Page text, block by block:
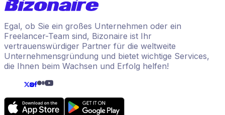
Egal, ob Sie ein großes Unternehmen oder ein
Freelancer-Team sind, Bizonaire ist Ihr
vertrauenswürdiger Partner für die weltweite
Unternehmensgründung und bietet wichtige Services,
die Ihnen beim Wachsen und Erfolg helfen!